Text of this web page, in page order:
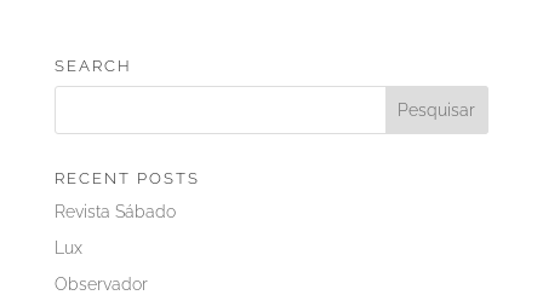
SEARCH
RECENT POSTS
Revista Sábado
Lux
Observador